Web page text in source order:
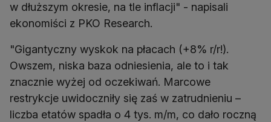
w dłuższym okresie, na tle inflacji" - napisali
ekonomiści z PKO Research.
"Gigantyczny wyskok na płacach (+8% r/r!).
Owszem, niska baza odniesienia, ale to i tak
znacznie wyżej od oczekiwań. Marcowe
restrykcje uwidoczniły się zaś w zatrudnieniu –
liczba etatów spadła o 4 tys. m/m, co dało roczną